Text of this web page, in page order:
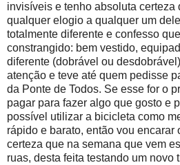
invisíveis e tenho absoluta certeza
qualquer elogio a qualquer um
totalmente diferente e confesso
constrangido: bem vestido,
diferente (dobrável ou
atenção e teve até quem pedisse
da Ponte de Todos. Se esse for o
pagar para fazer algo que gosto e
possível utilizar a bicicleta como
rápido e barato, então vou encarar
certeza que na semana que vem
ruas, desta feita testando um novo